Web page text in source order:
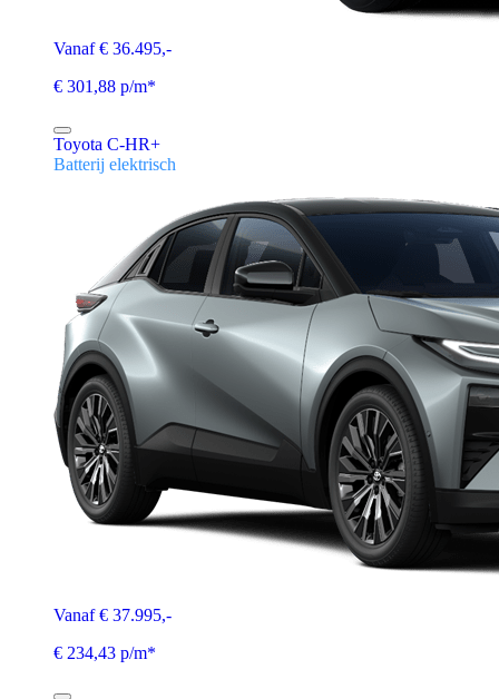
Vanaf € 36.495,-
€ 301,88 p/m*
Toyota C-HR+
Batterij elektrisch
Vanaf € 37.995,-
€ 234,43 p/m*